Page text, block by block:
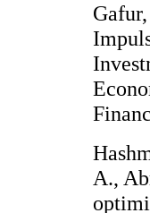
A.,